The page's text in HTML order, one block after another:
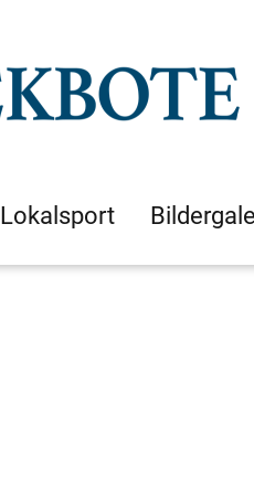
Lokalsport